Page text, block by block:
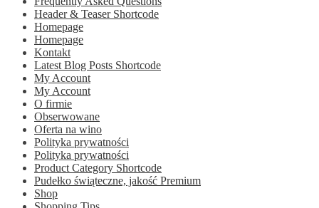
Header & Teaser Shortcode
Homepage
Homepage
Kontakt
Latest Blog Posts Shortcode
My Account
My Account
O firmie
Obserwowane
Oferta na wino
Polityka prywatności
Polityka prywatności
Product Category Shortcode
Pudełko świąteczne, jakość Premium
Shop